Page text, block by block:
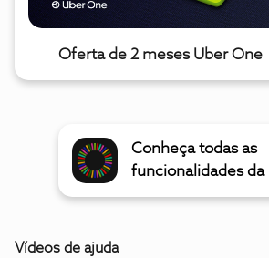
Oferta de 2 meses Uber One
Conheça todas as
funcionalidades da
Vídeos de ajuda